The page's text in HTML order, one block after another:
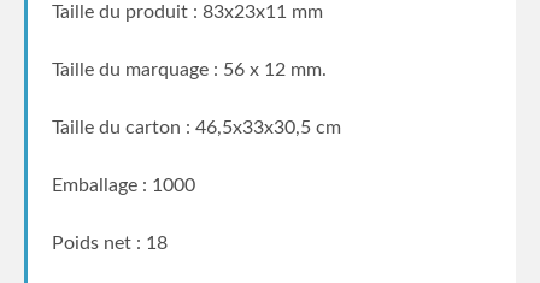
Taille du produit : 83x23x11 mm
Taille du marquage : 56 x 12 mm.
Taille du carton : 46,5x33x30,5 cm
Emballage : 1000
Poids net : 18